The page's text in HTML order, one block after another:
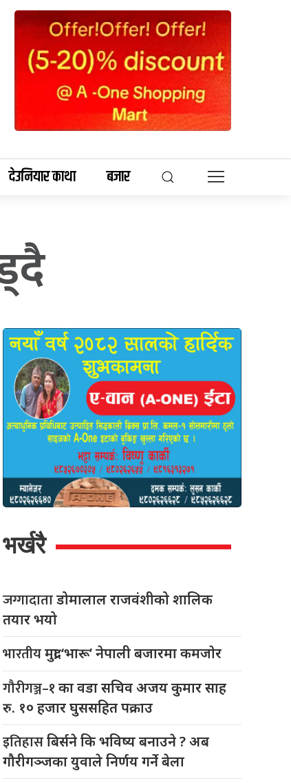
देउनियार काथा बजार
भर्खरै
जग्गादाताडोमालाल राजवंशीको शालिक
तयार भयो
भारतीयमुद्रा ‘भारू’ नेपाली बजारमा कमजाेर
गौरीगञ्ज–१का वडा सचिव अजय कुमार साह
रु. १० हजार घुससहित पक्राउ
इतिहासबिर्सने कि भविष्य बनाउने ? अब
गौरीगञ्जका युवाले निर्णय गर्ने बेला